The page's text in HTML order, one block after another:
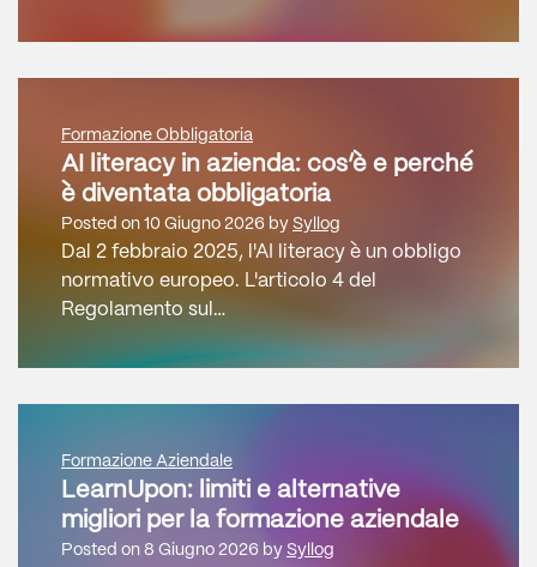
Formazione Obbligatoria
AI literacy in azienda: cos’è e perché
è diventata obbligatoria
Posted on 10 Giugno 2026 by Syllog
Dal 2 febbraio 2025, l'AI literacy è un obbligo
normativo europeo. L'articolo 4 del
Regolamento sul…
Formazione Aziendale
LearnUpon: limiti e alternative
migliori per la formazione aziendale
Posted on 8 Giugno 2026 by Syllog